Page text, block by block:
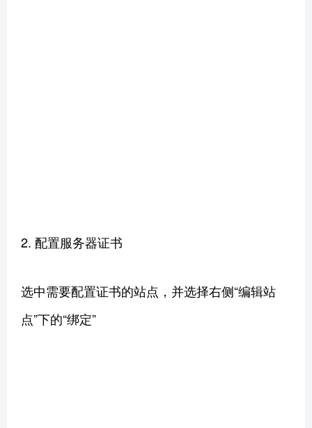
2. 配置服务器证书
选中需要配置证书的站点，并选择右侧“编辑站
点”下的“绑定”